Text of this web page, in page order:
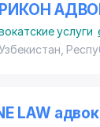
услуги
Узбекистан,
LAW